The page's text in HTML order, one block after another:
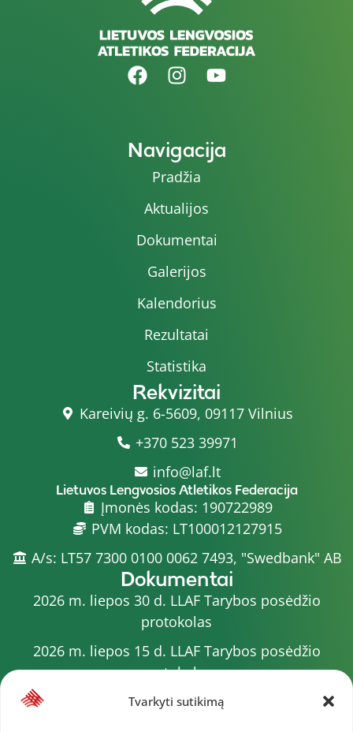
Tvarkyti sutikimą
Navigacija
Pradžia
Aktualijos
Dokumentai
Galerijos
Kalendorius
Rezultatai
Statistika
Rekvizitai
Kareivių g. 6-5609, 09117 Vilnius
+370 523 39971
info@laf.lt
Lietuvos Lengvosios Atletikos Federacija
Įmonės kodas: 190722989
PVM kodas: LT100012127915
A/s: LT57 7300 0100 0062 7493, "Swedbank" AB
Dokumentai
2026 m. liepos 30 d. LLAF Tarybos posėdžio
protokolas
2026 m. liepos 15 d. LLAF Tarybos posėdžio
protokolas
2026 m. liepos 20 d. LLAF VK posėdžio protokolas